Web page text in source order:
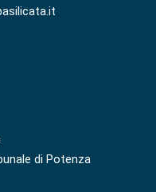
di Potenza